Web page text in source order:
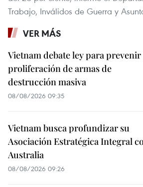
Trabajo, Inválidos de Guerra y
VER MÁS
Vietnam debate ley para prevenir
proliferación de armas de
destrucción masiva
08/08/2026 09:35
Vietnam busca profundizar su
Asociación Estratégica Integral
Australia
08/08/2026 09:26